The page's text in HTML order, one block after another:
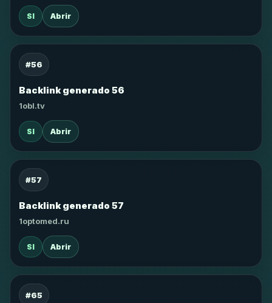
SI Abrir
#56
Backlink generado 56
1obl.tv
SI Abrir
#57
Backlink generado 57
1optomed.ru
SI Abrir
#65